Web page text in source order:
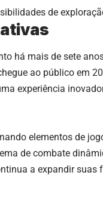
de
há mais de sete
ao público em
experiência
elementos de
de combate
a expandir suas